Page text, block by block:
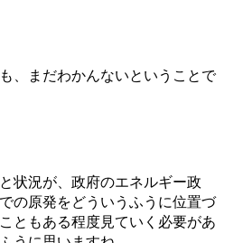
、まだわかんないということで
状況が、政府のエネルギー政
の原発をどういうふうに位置づ
ともある程度見ていく必要があ